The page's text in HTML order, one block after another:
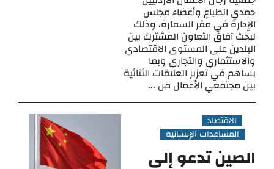
حمدي الطباع وأعضاء مجلس
الإدارة في مقر السفارة، وذلك
لبحث آفاق التعاون المشترك بين
البلدين على المستوى الاقتصادي
والاستثماري والتجاري وبما
يساهم في تعزيز العلاقات الثنائية
بين مجتمعي الأعمال من ...
الاقتصاد
المساعدات الإنسانية
الصين تدعو إلى